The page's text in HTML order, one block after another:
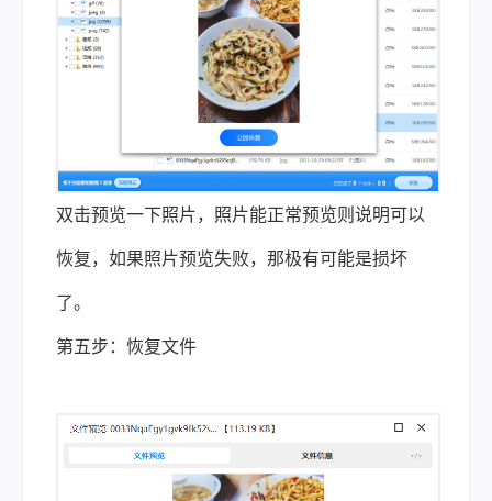
双击预览一下照片，照片能正常预览则说明可以
恢复，如果照片预览失败，那极有可能是损坏
了。
第五步：恢复文件